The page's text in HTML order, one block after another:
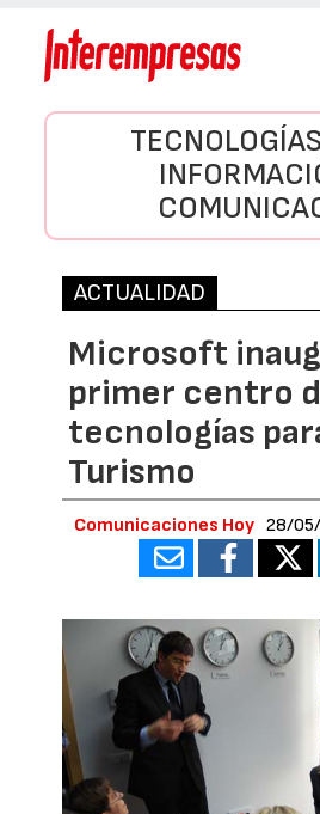
ACTUALIDAD
Microsoft
primer centro
tecnologías
Turismo
Comunicaciones Hoy 28/